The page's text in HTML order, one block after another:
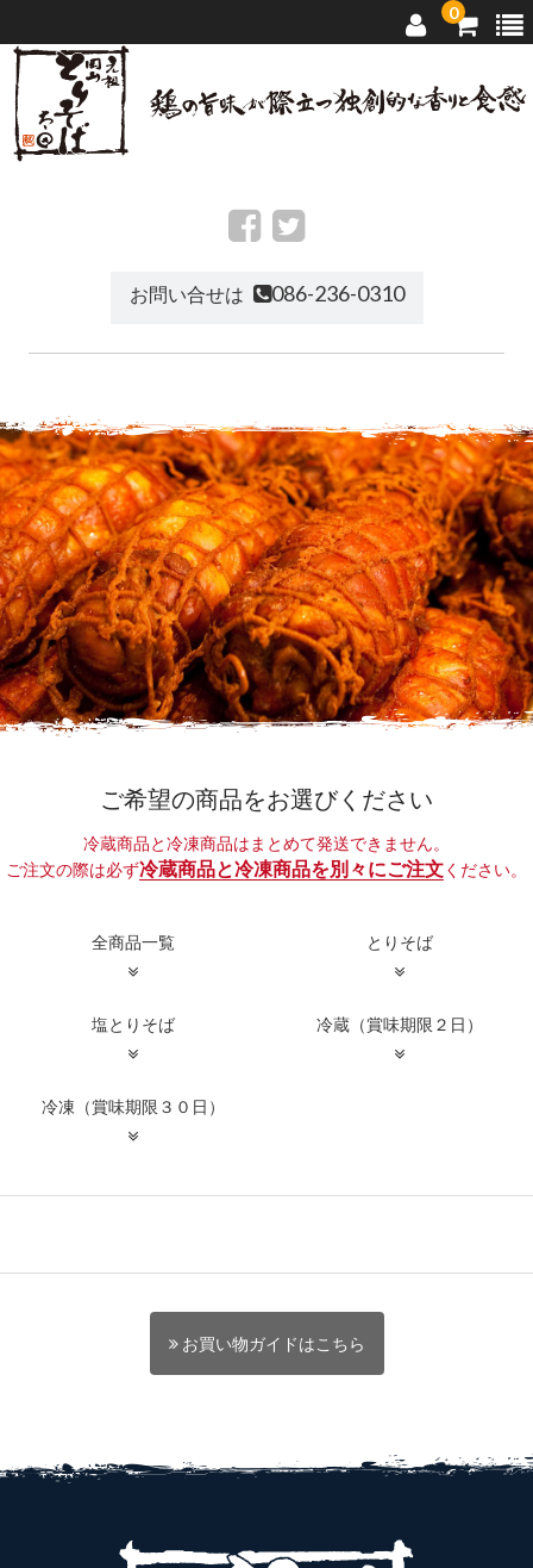
0
お問い合せ
お問い合せは 086-236-0310
ご希望の商品をお選びください
冷蔵商品と冷凍商品はまとめて発送できません。
ご注文の際は必ず冷蔵商品と冷凍商品を別々にご注文ください。
全商品一覧 とりそば
塩とりそば 冷蔵（賞味期限２日）
冷凍（賞味期限３０日）
お買い物ガイドはこちら